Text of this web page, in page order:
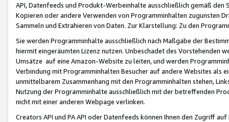
API, Datenfeeds und Produkt-Werbeinhalte ausschließlich gemäß
Kopieren oder andere Verwenden von Programminhalten zugunsten
Sammeln und Extrahieren von Daten. Zur Klarstellung: Zu den
Sie werden Programminhalte ausschließlich nach Maßgabe der
hiermit eingeräumten Lizenz nutzen. Unbeschadet des Vorstehenden
Umsätze auf eine Amazon-Website zu leiten, und werden
Verbindung mit Programminhalten Besucher auf andere Websites als
unmittelbarem Zusammenhang mit den Programminhalten stehen,
Nutzung der Programminhalte ausschließlich mit der betreffenden
nicht mit einer anderen Webpage verlinken.
Creators API und PA API oder Datenfeeds können Ihnen den Zugriff